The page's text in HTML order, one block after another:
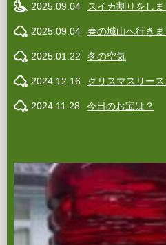
2025.09.04 スイカ割りをし
2025.09.04 春の城山へ行きま
2025.01.22 冬の空気
2024.12.16 クリスマスリース
2024.11.28 今日のお宝は？